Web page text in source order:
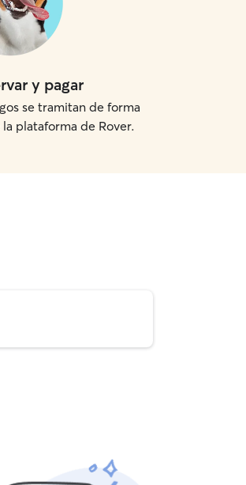
y pagar
se tramitan de forma
plataforma de Rover.